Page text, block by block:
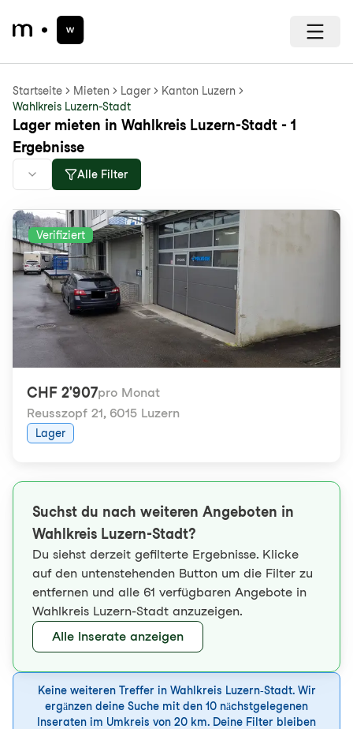
Startseite Mieten Lager
Kanton Luzern
Wahlkreis Luzern-Stadt
Lager mieten in Wahlkreis Luzern-Stadt - 1
Ergebnisse
Alle Filter
Verifiziert
CHF 2'907pro Monat
Reusszopf 21, 6015 Luzern
Lager
Suchst du nach weiteren Angeboten in
Wahlkreis Luzern-Stadt?
Du siehst derzeit gefilterte Ergebnisse. Klicke
auf den untenstehenden Button um die Filter zu
entfernen und alle 61 verfügbaren Angebote in
Wahlkreis Luzern-Stadt anzuzeigen.
Alle Inserate anzeigen
Keine weiteren Treffer in Wahlkreis Luzern-Stadt. Wir
ergänzen deine Suche mit den 10 nächstgelegenen
Inseraten im Umkreis von 20 km. Deine Filter bleiben